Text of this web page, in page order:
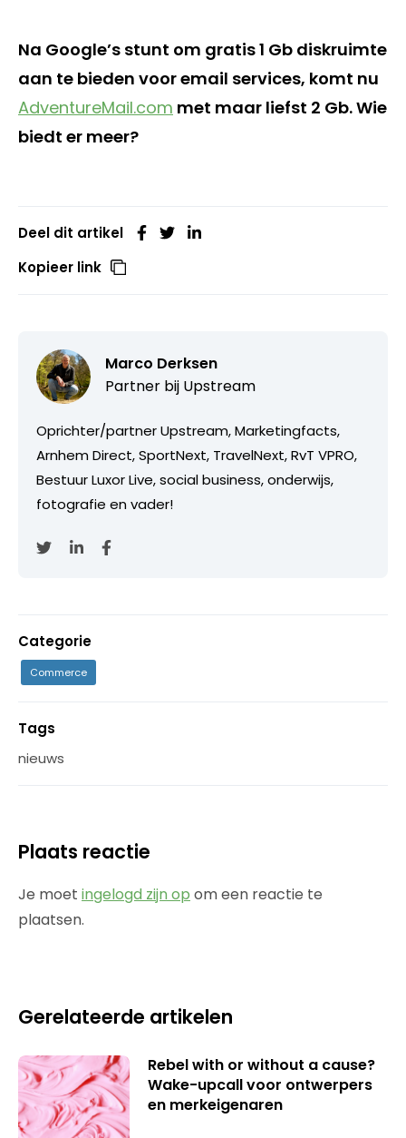
Na Google’s stunt om gratis 1 Gb diskruimte
aan te bieden voor email services, komt nu
AdventureMail.com met maar liefst 2 Gb. Wie
biedt er meer?
Deel dit artikel
Kopieer link
Marco Derksen
Partner bij Upstream
Oprichter/partner Upstream, Marketingfacts,
Arnhem Direct, SportNext, TravelNext, RvT VPRO,
Bestuur Luxor Live, social business, onderwijs,
fotografie en vader!
Categorie
Commerce
Tags
nieuws
Plaats reactie
Je moet ingelogd zijn op om een reactie te
plaatsen.
Gerelateerde artikelen
Rebel with or without a cause?
Wake-upcall voor ontwerpers
en merkeigenaren